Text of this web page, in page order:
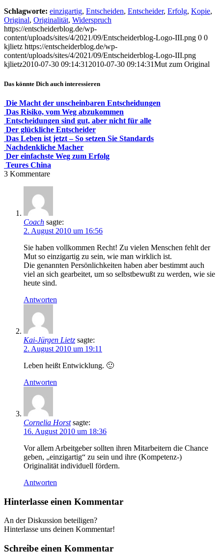
Schlagworte: einzigartig, Entscheiden, Entscheider, Erfolg, Kopie,
Original, Originalität, Widerspruch
https://entscheiderblog.de/wp-
content/uploads/sites/4/2021/09/Entscheiderblog-Logo-III.png 0 0
kjlietz https://entscheiderblog.de/wp-
content/uploads/sites/4/2021/09/Entscheiderblog-Logo-III.png
kjlietz2010-07-30 09:14:312010-07-30 09:14:31Mut zum Original
Das könnte Dich auch interessieren
Die Macht der unscheinbaren Entscheidungen
Das Risiko, vom Weg abzukommen
Entscheidungen sind gut, aber nicht für alle
Der glückliche Entscheider
Das Leben ist jetzt – So setzen Sie Standards
Nachdenkliche Macher
Der einfachste Weg zum Erfolg
Teures China
3 Kommentare
Coach sagte:
2. August 2010 um 16:56
Sie haben vollkommen Recht! Zu vielen Menschen fehlt der
Mut so einzigartig zu sein, wie man wirklich ist.
Die genannten Persönlichkeiten haben aber bestimmt auch
viel an sich gearbeitet, um so selbstbewußt zu werden, wie sie
heute sind.
Antworten
Kai-Jürgen Lietz sagte:
2. August 2010 um 19:11
Leben heißt Entwicklung. 🙂
Antworten
Cornelia Horst sagte:
16. August 2010 um 18:36
Vor allem Arbeitgeber sollten ihren Mitarbeitern die Chance
geben, „einzigartig“ zu sein und ihre (Kompetenz-)
Originalität individuell fördern.
Antworten
Hinterlasse einen Kommentar
An der Diskussion beteiligen?
Hinterlasse uns deinen Kommentar!
Schreibe einen Kommentar